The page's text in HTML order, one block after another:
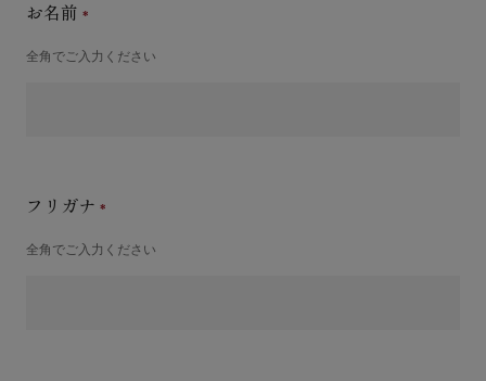
お名前
全角でご入力ください
フリガナ
全角でご入力ください